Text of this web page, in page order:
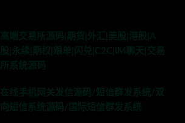
高端交易所源码|期货|外汇|美股|港股|A
股|永续|期权|跟单|闪兑|C2C|IM聊天|交易
所系统源码
在线手机网关发信源码/短信群发系统/双
向短信系统源码/国际短信群发系统